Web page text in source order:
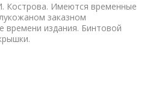
Кострова. Имеются временные
заказном
времени издания. Бинтовой